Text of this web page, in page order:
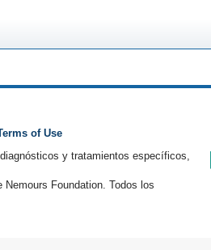
of Use
y tratamientos específicos,
Foundation. Todos los